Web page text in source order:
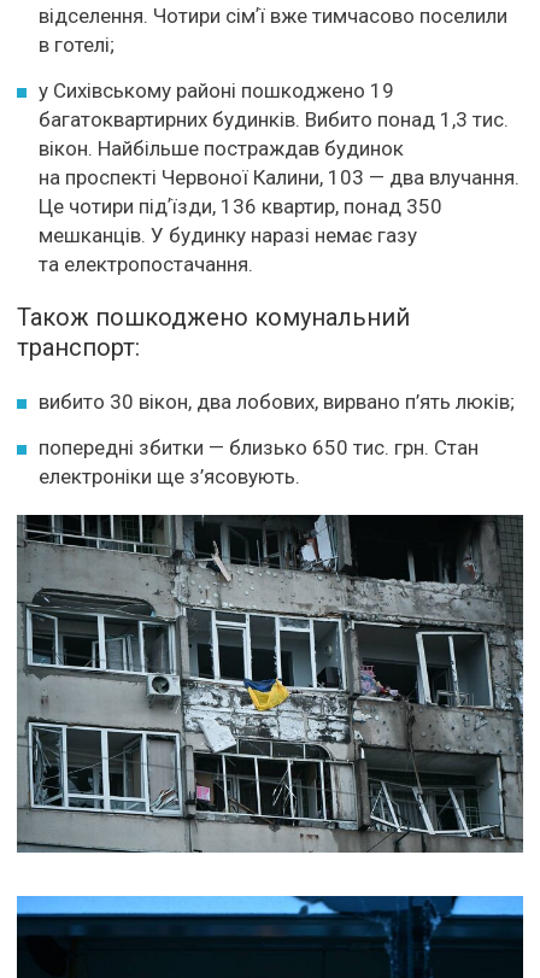
відселення. Чотири сімʼї вже тимчасово поселили
в готелі;
у Сихівському районі пошкоджено 19
багатоквартирних будинків. Вибито понад 1,3 тис.
вікон. Найбільше постраждав будинок
на проспекті Червоної Калини, 103 — два влучання.
Це чотири підʼїзди, 136 квартир, понад 350
мешканців. У будинку наразі немає газу
та електропостачання.
Також пошкоджено комунальний
транспорт:
вибито 30 вікон, два лобових, вирвано п’ять люків;
попередні збитки — близько 650 тис. грн. Стан
електроніки ще з’ясовують.